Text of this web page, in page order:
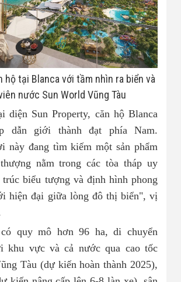
hộ tại Blanca với tầm nhìn ra biển và
nước Sun World Vũng Tàu
diện Sun Property, căn hộ Blanca
dẫn giới thành đạt phía Nam.
này đang tìm kiếm một sản phẩm
nằm trong các tòa tháp uy
biểu tượng và định hình phong
hiện đại giữa lòng đô thị biển", vị
quy mô hơn 96 ha, di chuyển
khu vực và cả nước qua cao tốc
Tàu (dự kiến hoàn thành 2025),